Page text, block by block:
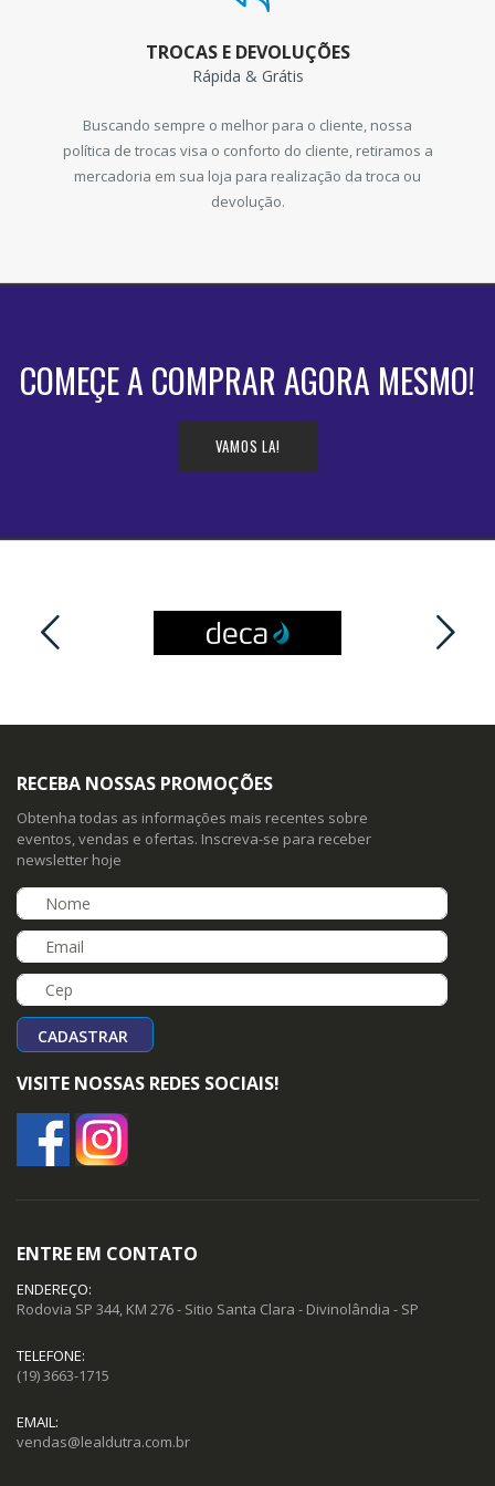
TROCAS E DEVOLUÇÕES
Rápida & Grátis
Buscando sempre o melhor para o cliente, nossa
política de trocas visa o conforto do cliente, retiramos a
mercadoria em sua loja para realização da troca ou
devolução.
COMEÇE A COMPRAR AGORA MESMO!
VAMOS LA!
RECEBA NOSSAS PROMOÇÕES
Obtenha todas as informações mais recentes sobre
eventos, vendas e ofertas. Inscreva-se para receber
newsletter hoje
CADASTRAR
VISITE NOSSAS REDES SOCIAIS!
ENTRE EM CONTATO
ENDEREÇO:
Rodovia SP 344, KM 276 - Sitio Santa Clara - Divinolândia - SP
TELEFONE:
(19) 3663-1715
EMAIL:
vendas@lealdutra.com.br